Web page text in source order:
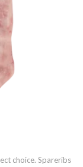
choice. Spareribs